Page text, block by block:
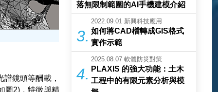
鏡頭等酬載，
圖2)，特徵與精
落無限制範圍的AI手機建模介紹
3.
2022.09.01 新興科技應用
如何將CAD檔轉成GIS格式
實作示範
4.
2025.08.07 軟體防災對策
PLAXIS 的強大功能：土木
工程中的有限元素分析與模